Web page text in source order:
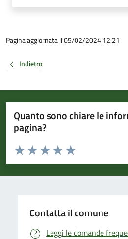
Pagina aggiornata il 05/02/2024 12:21
Indietro
Quanto sono chiare le
pagina?
Valuta da 1 a 5 stelle la pagina
Valuta 5 stelle su 5
Valuta 4 stelle su 5
Valuta 3 stelle su 5
Valuta 2 stelle su 5
Valuta 1 stelle su 5
Contatta il comune
Leggi le domande